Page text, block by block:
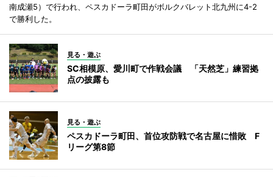
南成瀬5）で行われ、ペスカドーラ町田がボルクバレット北九州に4-2
で勝利した。
見る・遊ぶ
SC相模原、愛川町で作戦会議 「天然芝」練習拠
点の披露も
見る・遊ぶ
ペスカドーラ町田、首位攻防戦で名古屋に惜敗 F
リーグ第8節